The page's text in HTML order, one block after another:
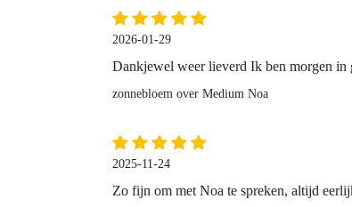
2026-01-29
Dankjewel weer lieverd Ik ben morgen in
zonnebloem over Medium Noa
2025-11-24
Zo fijn om met Noa te spreken, altijd